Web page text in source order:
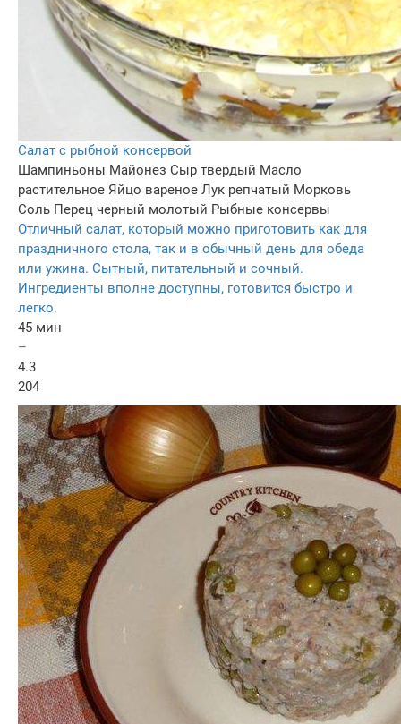
Салат с рыбной консервой
Шампиньоны Майонез Сыр твердый Масло
растительное Яйцо вареное Лук репчатый Морковь
Соль Перец черный молотый Рыбные консервы
Отличный салат, который можно приготовить как для
праздничного стола, так и в обычный день для обеда
или ужина. Сытный, питательный и сочный.
Ингредиенты вполне доступны, готовится быстро и
легко.
45 мин
–
4.3
204